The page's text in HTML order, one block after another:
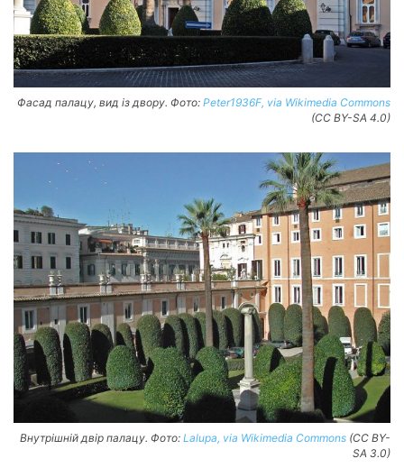
Фасад палацу, вид із двору. Фото: Peter1936F, via Wikimedia Commons
(CC BY-SA 4.0)
Внутрішній двір палацу. Фото: Lalupa, via Wikimedia Commons (CC BY-
SA 3.0)